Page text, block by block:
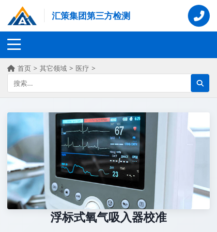
汇策集团第三方检测
首页 > 其它领域 > 医疗 >
浮标式氧气吸入器校准